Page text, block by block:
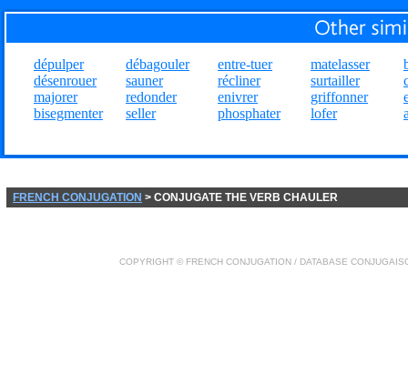
dépulper
désenrouer
majorer
bisegmenter
débagouler
sauner
redonder
seller
entre-tuer
récliner
enivrer
phosphater
matelasser
surtailler
griffonner
lofer
FRENCH CONJUGATION > CONJUGATE THE VERB CHAULER
COPYRIGHT © FRENCH CONJUGATION / DATABASE